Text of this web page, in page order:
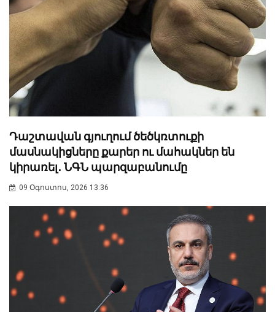
Դաշտավան գյուղում ծեծկռտուքի
մասնակիցները քարեր ու մահակներ են
կիրառել․ ՆԳՆ պարզաբանումը
09 Օգոստոս, 2026 13:36